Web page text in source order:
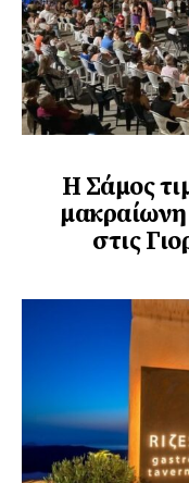
Η Σάμος
μακραίωνη
στις